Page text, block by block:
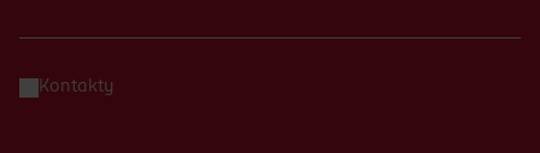
Kontakty